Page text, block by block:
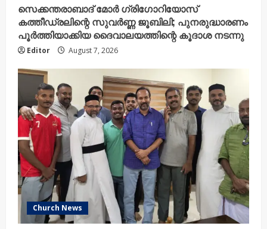
സെക്കന്തരാബാദ് മോർ ഗ്രിഗോറിയോസ്
കത്തീഡ്രലിന്റെ സുവർണ്ണ ജൂബിലി; പുനരുദ്ധാരണം
പൂർത്തിയാക്കിയ ദൈവാലയത്തിന്റെ കൂദാശ നടന്നു
Editor August 7, 2026
Church News